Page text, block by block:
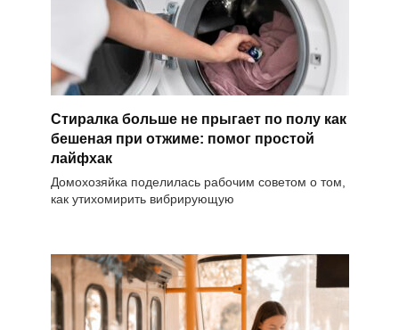
Стиралка больше не прыгает по полу как
бешеная при отжиме: помог простой
лайфхак
Домохозяйка поделилась рабочим советом о том,
как утихомирить вибрирующую